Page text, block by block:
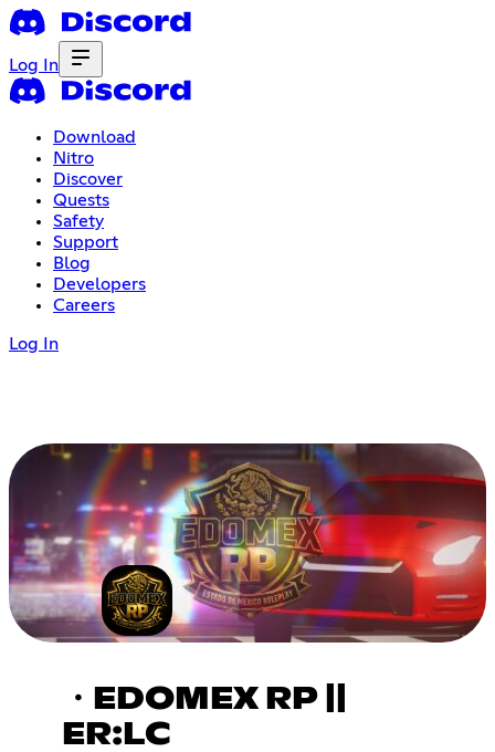
Log In
Download
Nitro
Discover
Quests
Safety
Support
Blog
Developers
Careers
Log In
・EDOMEX RP ||
ER:LC